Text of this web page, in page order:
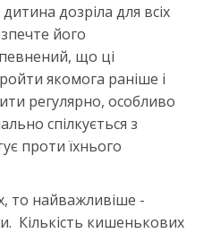
дозріла для всіх
його
що ці
якомога раніше і
регулярно, особливо
спілкується з
проти їхнього
то найважливіше -
Кількість кишенькових